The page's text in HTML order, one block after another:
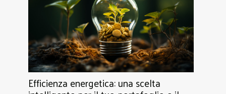
Efficienza energetica: una scelta